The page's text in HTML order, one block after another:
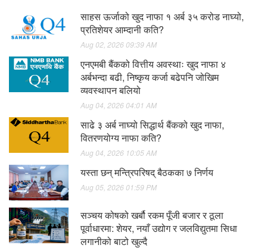
साहस ऊर्जाको खुद नाफा १ अर्ब ३५ करोड नाघ्यो,
प्रतिशेयर आम्दानी कति?
Aug 02, 2026 09:39 AM
एनएमबी बैंकको वित्तीय अवस्थाः खुद नाफा ४
अर्बभन्दा बढी, निष्कृय कर्जा बढेपनि जोखिम
व्यवस्थापन बलियो
Aug 04, 2026 04:01 AM
साढे ३ अर्ब नाघ्यो सिद्धार्थ बैंकको खुद नाफा,
वितरणयोग्य नाफा कति?
Aug 04, 2026 10:05 AM
यस्ता छन् मन्त्रिपरिषद् बैठकका ७ निर्णय
Aug 05, 2026 01:59 PM
सञ्चय कोषको खर्बौ रकम पूँजी बजार र ठूला
पूर्वाधारमा: शेयर, नयाँ उद्योग र जलविद्युतमा सिधा
लगानीको बाटो खुल्दै